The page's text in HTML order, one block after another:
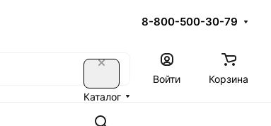
8-800-500-30-79
Каталог
Войти Корзина